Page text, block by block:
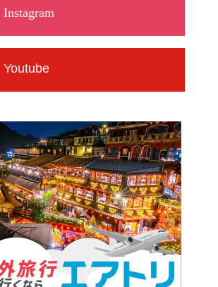
Instagram
Youtube